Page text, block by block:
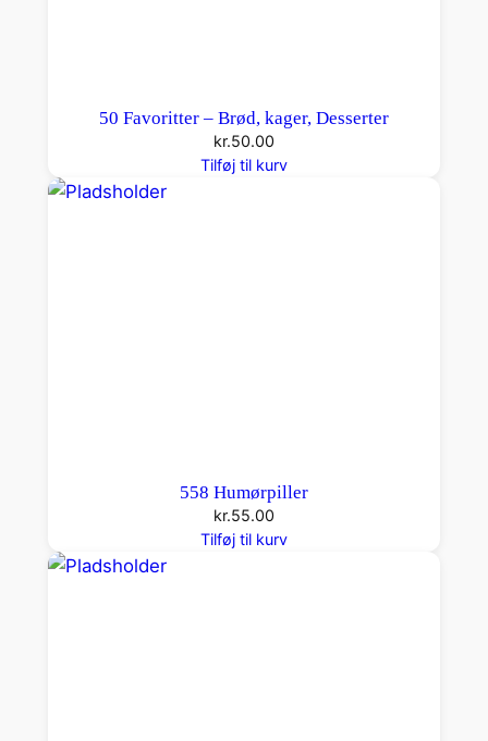
50 Favoritter – Brød, kager, Desserter
kr.50.00
Tilføj til kurv
558 Humørpiller
kr.55.00
Tilføj til kurv